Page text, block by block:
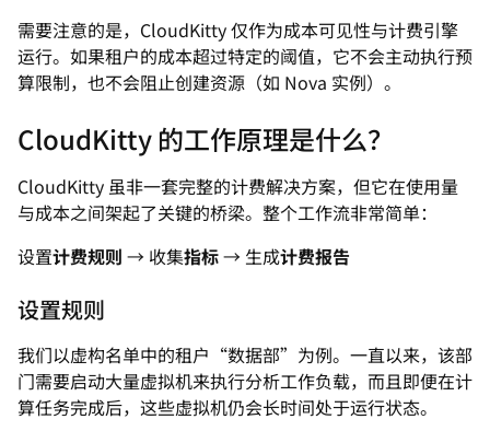
需要注意的是，CloudKitty 仅作为成本可见性与计费引擎
运行。如果租户的成本超过特定的阈值，它不会主动执行预
算限制，也不会阻止创建资源（如 Nova 实例）。
CloudKitty 的工作原理是什么？
CloudKitty 虽非一套完整的计费解决方案，但它在使用量
与成本之间架起了关键的桥梁。整个工作流非常简单：
设置计费规则 → 收集指标→ 生成计费报告
设置规则
我们以虚构名单中的租户“数据部”为例。一直以来，该部
门需要启动大量虚拟机来执行分析工作负载，而且即便在计
算任务完成后，这些虚拟机仍会长时间处于运行状态。